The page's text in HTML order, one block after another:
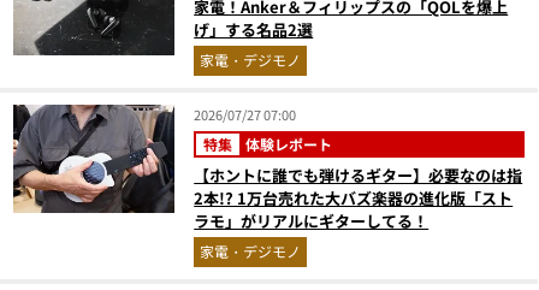
家電！Anker＆フィリップスの「QOLを爆上
げ」する名品2選
家電・デジモノ
2026/07/27 07:00
特集 体験レポート
【ホントに誰でも弾けるギター】必要なのは指
2本!? 1万台売れた大バズ楽器の進化版「スト
ラモ」がリアルにギターしてる！
家電・デジモノ